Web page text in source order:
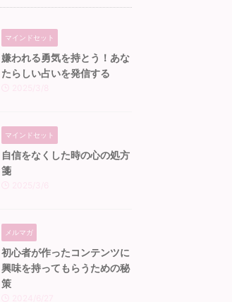
マインドセット
嫌われる勇気を持とう！あな
たらしい占いを発信する
マインドセット
自信をなくした時の心の処方
箋
メルマガ
初心者が作ったコンテンツに
興味を持ってもらうための秘
策